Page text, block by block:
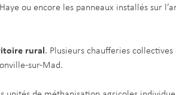
ou encore les panneaux installés sur
rural . Plusieurs chaufferies collectives
sur-Mad.